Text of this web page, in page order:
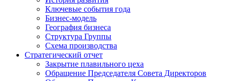
Ключевые события года
Бизнес-модель
География бизнеса
Структура Группы
Схема производства
Стратегический отчет
Закрытие плавильного цеха
Обращение Председателя Совета Директоров